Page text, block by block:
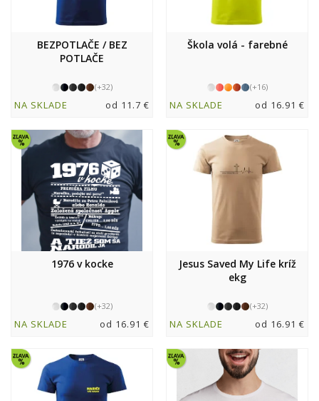
BEZPOTLAČE / BEZ
POTLAČE
(+32)
NA SKLADE od 11.7 €
Škola volá - farebné
(+16)
NA SKLADE od 16.91 €
1976 v kocke
(+32)
NA SKLADE od 16.91 €
Jesus Saved My Life kríž
ekg
(+32)
NA SKLADE od 16.91 €